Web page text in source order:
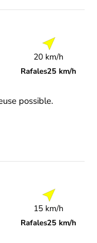
20 km/h
Rafales25 km/h
possible.
15 km/h
Rafales25 km/h